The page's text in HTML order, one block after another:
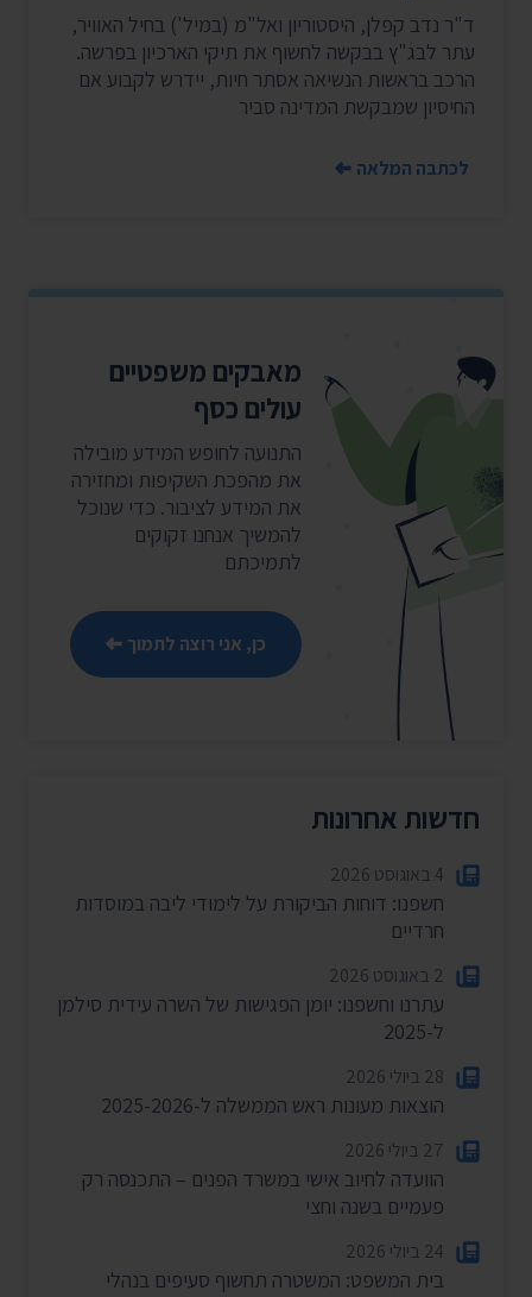
ד"ר נדב קפלן, היסטוריון ואל"מ (במיל') בחיל האוויר,
עתר לבג"ץ בבקשה לחשוף את תיקי הארכיון בפרשה.
הרכב בראשות הנשיאה אסתר חיות, יידרש לקבוע אם
החיסיון שמבקשת המדינה סביר
לכתבה המלאה
מאבקים משפטיים
עולים כסף
התנועה לחופש המידע מובילה
את מהפכת השקיפות ומחזירה
את המידע לציבור. כדי שנוכל
להמשיך אנחנו זקוקים
לתמיכתם
כן, אני רוצה לתמוך
חדשות אחרונות
4 באוגוסט 2026
חשפנו: דוחות הביקורת על לימודי ליבה במוסדות
חרדיים
2 באוגוסט 2026
עתרנו וחשפנו: יומן הפגישות של השרה עידית סילמן
ל-2025
28 ביולי 2026
הוצאות מעונות ראש הממשלה ל-2025-2026
27 ביולי 2026
הוועדה לחיוב אישי במשרד הפנים – התכנסה רק
פעמיים בשנה וחצי
24 ביולי 2026
בית המשפט: המשטרה תחשוף סעיפים בנהלי